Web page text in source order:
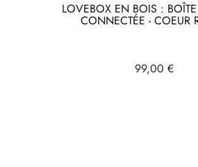
LOVEBOX EN BOIS :
CONNECTÉE - COEUR
Prix
99,00 €